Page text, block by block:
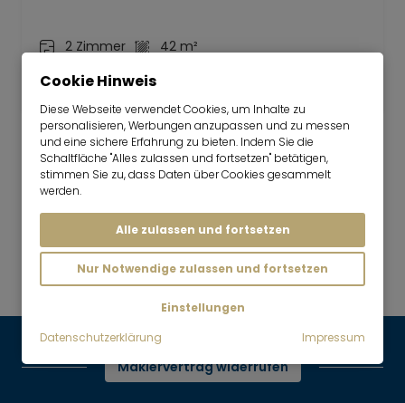
2 Zimmer
42 m²
München-Thalkirchen
Freundliche und ruhige
Dachgeschosswohnung
Maklervertrag widerrufen
Cookie Hinweis
Diese Webseite verwendet Cookies, um Inhalte zu
personalisieren, Werbungen anzupassen und zu messen
und eine sichere Erfahrung zu bieten. Indem Sie die
Schaltfläche "Alles zulassen und fortsetzen" betätigen,
stimmen Sie zu, dass Daten über Cookies gesammelt
werden.
Alle zulassen und fortsetzen
Nur Notwendige zulassen und fortsetzen
Einstellungen
Datenschutzerklärung
Impressum